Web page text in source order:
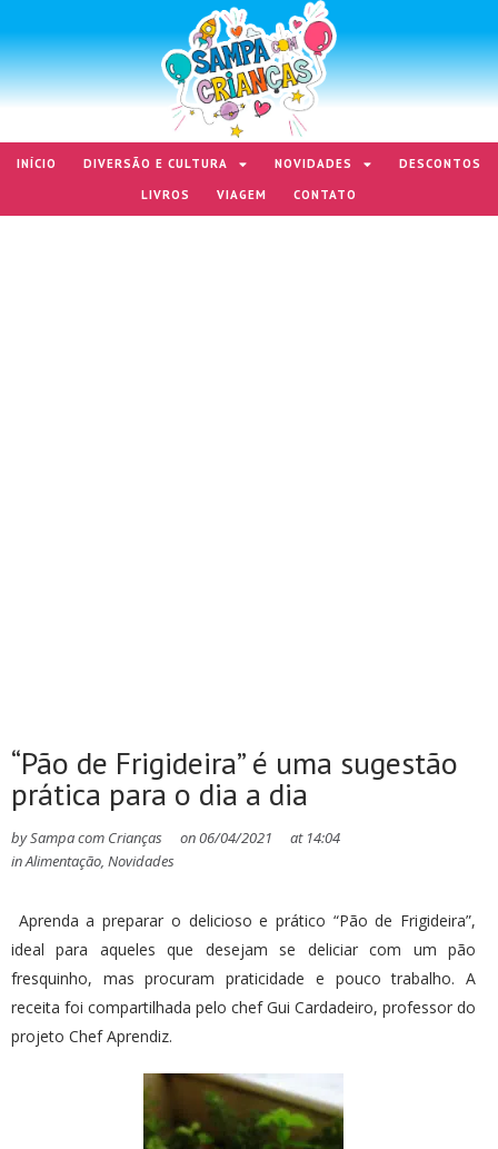
INÍCIO DIVERSÃO E CULTURA NOVIDADES
DESCONTOS
LIVROS
VIAGEM CONTATO
“Pão de Frigideira” é uma sugestão
prática para o dia a dia
bySampa com Crianças on06/04/2021 at 14:04
inAlimentação, Novidades
Aprenda a preparar o delicioso e prático “Pão de Frigideira”,
ideal para aqueles que desejam se deliciar com um pão
fresquinho, mas procuram praticidade e pouco trabalho. A
receita foi compartilhada pelo chef Gui Cardadeiro, professor do
projeto Chef Aprendiz.